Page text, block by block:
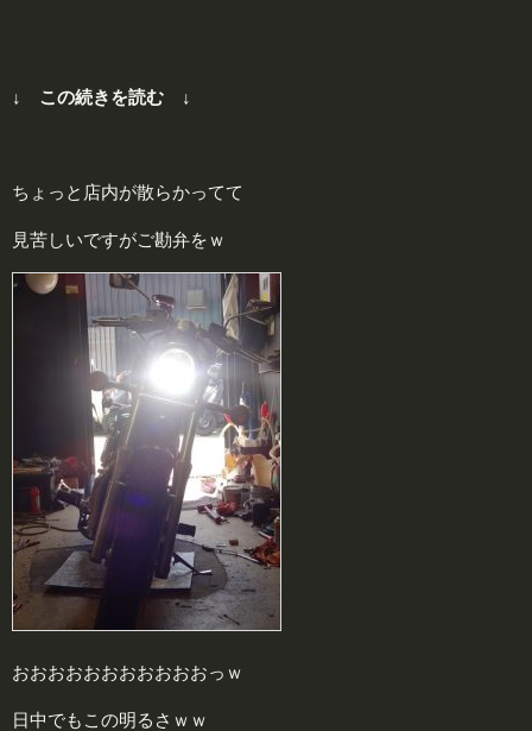
↓ この続きを読む ↓
ちょっと店内が散らかってて
見苦しいですがご勘弁をｗ
おおおおおおおおおおおっｗ
日中でもこの明るさｗｗ